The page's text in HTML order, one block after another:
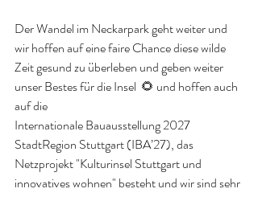
Der Wandel im Neckarpark geht weiter und
wir hoffen auf eine faire Chance diese wilde
Zeit gesund zu überleben und geben weiter
unser Bestes für die Insel  🌻 und hoffen auch
auf die
Internationale Bauausstellung 2027
StadtRegion Stuttgart (IBA’27), das
Netzprojekt "Kulturinsel Stuttgart und
innovatives wohnen" besteht und wir sind sehr